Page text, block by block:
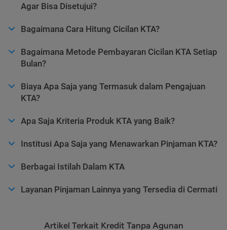
Agar Bisa Disetujui?
Bagaimana Cara Hitung Cicilan KTA?
Bagaimana Metode Pembayaran Cicilan KTA Setiap
Bulan?
Biaya Apa Saja yang Termasuk dalam Pengajuan
KTA?
Apa Saja Kriteria Produk KTA yang Baik?
Institusi Apa Saja yang Menawarkan Pinjaman KTA?
Berbagai Istilah Dalam KTA
Layanan Pinjaman Lainnya yang Tersedia di Cermati
Artikel Terkait Kredit Tanpa Agunan